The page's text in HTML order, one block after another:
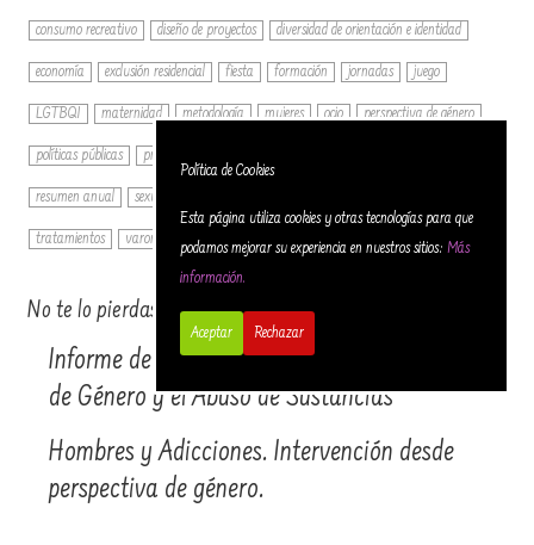
consumo recreativo diseño de proyectos diversidad de orientación e identidad
economía exclusión residencial fiesta formación jornadas juego
LGTBQI maternidad metodología mujeres ocio perspectiva de género
políticas públicas prevención
resumen anual sexualidad
tratamientos varones VIH violencia de género
No te lo pierdas…
Informe de Situación en España de la Violencia
de Género y el Abuso de Sustancias
Hombres y Adicciones. Intervención desde
perspectiva de género.
Política de Cookies
Esta página utiliza cookies y otras tecnologías para que
podamos mejorar su experiencia en nuestros sitios: Más
información.
Aceptar Rechazar